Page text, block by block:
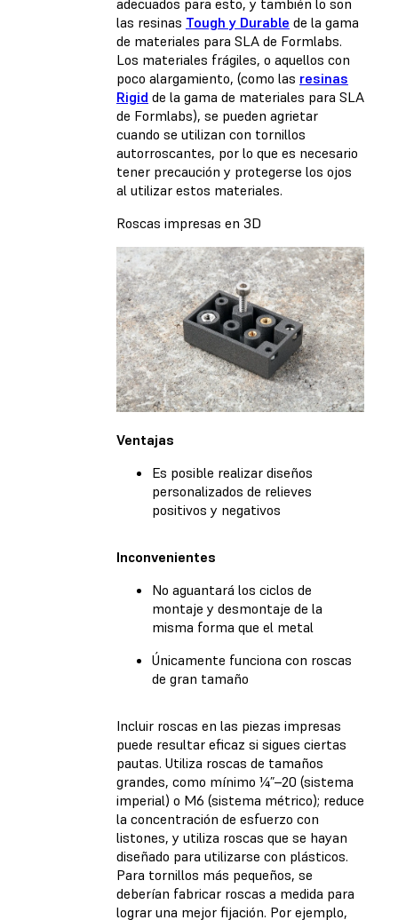
las resinas Tough y Durable de la gama
de materiales para SLA de Formlabs.
Los materiales frágiles, o aquellos con
poco alargamiento, (como las resinas
Rigid de la gama de materiales para SLA
de Formlabs), se pueden agrietar
cuando se utilizan con tornillos
autorroscantes, por lo que es necesario
tener precaución y protegerse los ojos
al utilizar estos materiales.
Roscas impresas en 3D
Ventajas
Es posible realizar diseños
personalizados de relieves
positivos y negativos
Inconvenientes
No aguantará los ciclos de
montaje y desmontaje de la
misma forma que el metal
Únicamente funciona con roscas
de gran tamaño
Incluir roscas en las piezas impresas
puede resultar eficaz si sigues ciertas
pautas. Utiliza roscas de tamaños
grandes, como mínimo ¼”–20 (sistema
imperial) o M6 (sistema métrico); reduce
la concentración de esfuerzo con
listones, y utiliza roscas que se hayan
diseñado para utilizarse con plásticos.
Para tornillos más pequeños, se
deberían fabricar roscas a medida para
lograr una mejor fijación. Por ejemplo,